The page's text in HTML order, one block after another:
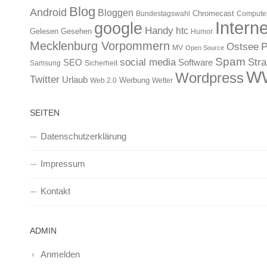
Android Blog Bloggen Bundestagswahl Chromecast
Gelesen Gesehen google Handy htc Humor
Mecklenburg Vorpommern MV Open Source Ostsee
Samsung SEO Sicherheit social media Software Spam
Twitter Urlaub Web 2.0 Werbung Wetter Wordpress
SEITEN
Datenschutzerklärung
Impressum
Kontakt
ADMIN
Anmelden